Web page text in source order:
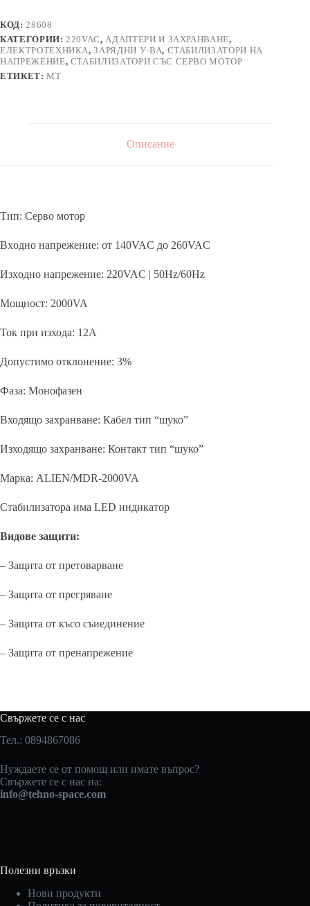
КОД: 28608
КАТЕГОРИИ: 220VAC, АДАПТЕРИ И ЗАХРАНВАНЕ,
ЕЛЕКТРОТЕХНИКА,ЗАРЯДНИ У-ВА, СТАБИЛИЗАТОРИ НА
НАПРЕЖЕНИЕ, СТАБИЛИЗАТОРИ СЪС СЕРВО МОТОР
ЕТИКЕТ:MT
Описание
Тип: Серво мотор
Вxодно напрежение: от 140VAC до 260VAC
Изxодно напрежение: 220VAC | 50Hz/60Hz
Мощност: 2000VA
Ток при изхода: 12А
Допустимо отклонение: 3%
Фаза: Монофазен
Входящо захранване: Кабел тип “шуко”
Изходящо захранване: Контакт тип “шуко”
Марка: ALIEN/MDR-2000VA
Стабилизатора има LED индикатор
Видове защити:
– Защита от претоварване
– Защита от прегряване
– Защита от късо съиединение
– Защита от пренапрежение
Свържете се с нас
Тел.: 0894867086
Нуждаете се от помощ или имате въпрос?
Свържете се с нас на:
info@tehno-space.com
Полезни връзки
Нови продукти